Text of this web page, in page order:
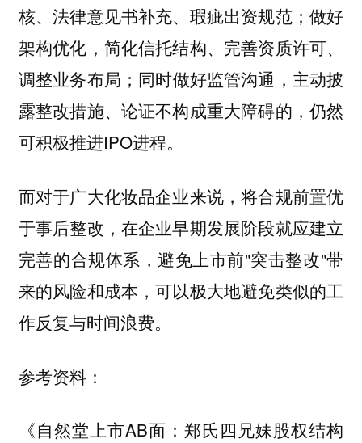
核、法律意见书补充、瑕疵出资规范；做好
架构优化，简化信托结构、完善资质许可、
调整业务布局；同时做好监管沟通，主动披
露整改措施、论证不构成重大障碍的，仍然
可积极推进IPO进程。
而对于广大化妆品企业来说，将合规前置优
于事后整改，在企业早期发展阶段就应建立
完善的合规体系，避免上市前"突击整改"带
来的风险和成本，可以极大地避免类似的工
作反复与时间浪费。
参考资料：
《自然堂上市AB面：郑氏四兄妹股权结构